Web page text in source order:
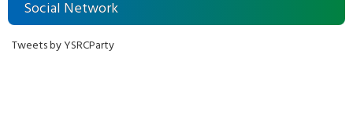
Social Network
Tweets by YSRCParty